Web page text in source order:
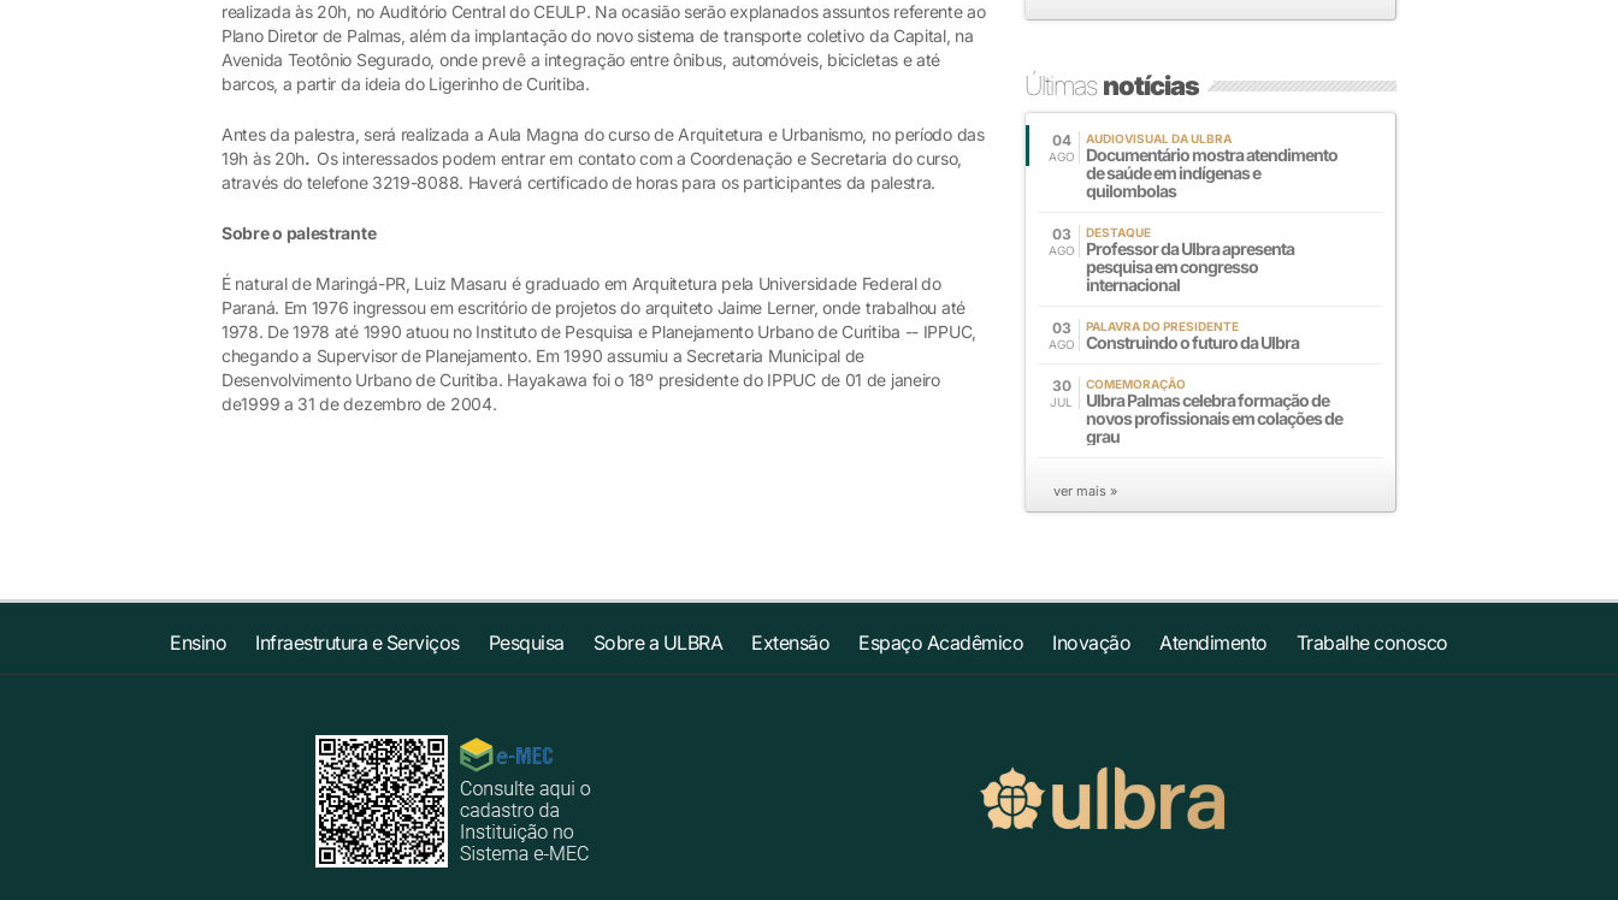
realizada às 20h, no Auditório Central do CEULP. Na ocasião serão explanados assuntos referente ao
Plano Diretor de Palmas, além da implantação do novo sistema de transporte coletivo da Capital, na
Avenida Teotônio Segurado, onde prevê a integração entre ônibus, automóveis, bicicletas e até
barcos, a partir da ideia do Ligerinho de Curitiba.
Antes da palestra, será realizada a Aula Magna do curso de Arquitetura e Urbanismo, no período das
19h às 20h. Os interessados podem entrar em contato com a Coordenação e Secretaria do curso,
através do telefone 3219-8088. Haverá certificado de horas para os participantes da palestra.
Sobre o palestrante
É natural de Maringá-PR, Luiz Masaru é graduado em Arquitetura pela Universidade Federal do
Paraná. Em 1976 ingressou em escritório de projetos do arquiteto Jaime Lerner, onde trabalhou até
1978. De 1978 até 1990 atuou no Instituto de Pesquisa e Planejamento Urbano de Curitiba -- IPPUC,
chegando a Supervisor de Planejamento. Em 1990 assumiu a Secretaria Municipal de
Desenvolvimento Urbano de Curitiba. Hayakawa foi o 18º presidente do IPPUC de 01 de janeiro
de1999 a 31 de dezembro de 2004.
Últimasnotícias
04
AGO
AUDIOVISUAL DA ULBRA
Documentário mostra atendimento
de saúde em indígenas e
quilombolas
03
AGO
DESTAQUE
Professor da Ulbra apresenta
pesquisa em congresso
internacional
03
AGO
PALAVRA DO PRESIDENTE
Construindo o futuro da Ulbra
30
JUL
COMEMORAÇÃO
Ulbra Palmas celebra formação de
novos profissionais em colações de
grau
ver mais »
Ensino Infraestrutura e Serviços Pesquisa Sobre a ULBRA Extensão Espaço Acadêmico Inovação Atendimento Trabalhe conosco